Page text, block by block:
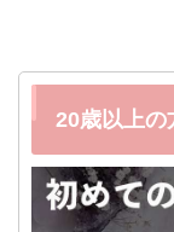
20歳以上の